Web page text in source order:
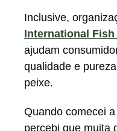
Inclusive,
International Fish
ajudam
qualidade e
peixe.
Quando comecei
percebi que muita